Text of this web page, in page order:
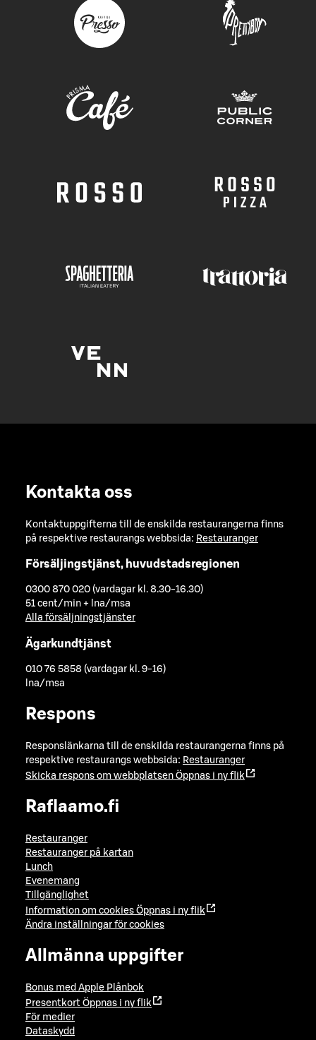
Kontakta oss
Kontaktuppgifterna till de enskilda restaurangerna finns
på respektive restaurangs webbsida: Restauranger
Försäljingstjänst, huvudstadsregionen
0300 870 020 (vardagar kl. 8.30-16.30)
51 cent/min + lna/msa
Alla försäljningstjänster
Ägarkundtjänst
010 76 5858 (vardagar kl. 9-16)
lna/msa
Respons
Responslänkarna till de enskilda restaurangerna finns på
respektive restaurangs webbsida: Restauranger
Skicka respons om webbplatsen Öppnas i ny flik
Raflaamo.fi
Restauranger
Restauranger på kartan
Lunch
Evenemang
Tillgänglighet
Information om cookies Öppnas i ny flik
Ändra inställningar för cookies
Allmänna uppgifter
Bonus med Apple Plånbok
Presentkort Öppnas i ny flik
För medier
Dataskydd